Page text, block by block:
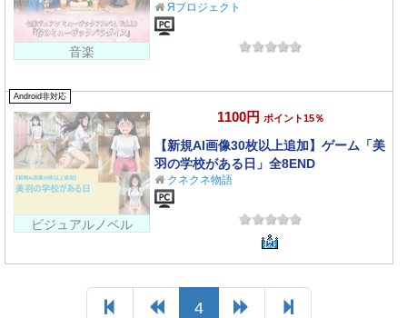
音楽
Яプロジェクト
Android非対応
ビジュアルノベル
1100円 ポイント15％
【新規AI画像30枚以上追加】ゲーム「美
羽の学校がある日」全8END
クネクネ物語
4